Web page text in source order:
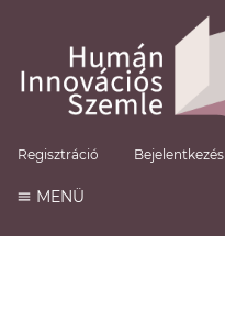
Regisztráció Bejelentkezés
MENÜ